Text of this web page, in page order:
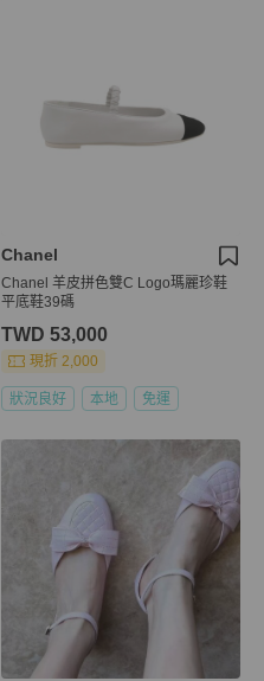
Chanel
Chanel 羊皮拼色雙C Logo瑪麗珍鞋
平底鞋39碼
TWD 53,000
現折 2,000
狀況良好 本地 免運